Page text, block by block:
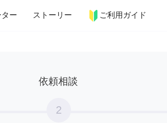
ー ストーリー ご利用ガイド
趣味・習い事 ペット 料理
依頼相談
2